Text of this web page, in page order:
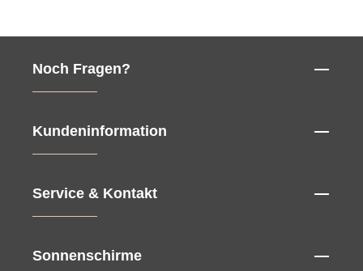
Noch Fragen?
Kundeninformation
Service & Kontakt
Sonnenschirme